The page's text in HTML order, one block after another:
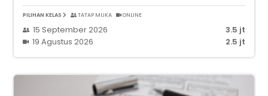
PILIHAN KELAS TATAP MUKA ONLINE
15 September 2026
3.5 jt
19 Agustus 2026
2.5 jt